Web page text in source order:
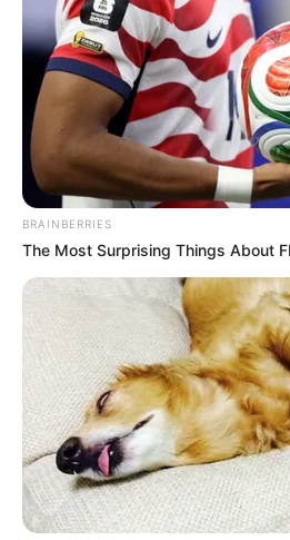
(foto: instagram/
5. Berfoto di depan gedung salah
Korea Selatan
BRAINBERRIES
The Most Surprising Things About